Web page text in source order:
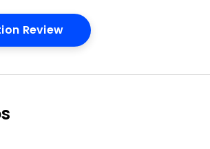
ReviewOpens New Window